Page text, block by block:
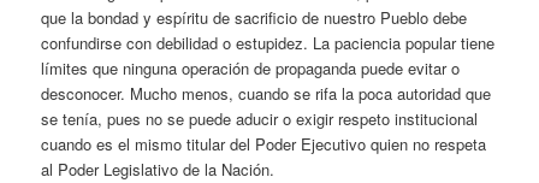
que la bondad y espíritu de sacrificio de nuestro Pueblo debe
confundirse con debilidad o estupidez. La paciencia popular tiene
límites que ninguna operación de propaganda puede evitar o
desconocer. Mucho menos, cuando se rifa la poca autoridad que
se tenía, pues no se puede aducir o exigir respeto institucional
cuando es el mismo titular del Poder Ejecutivo quien no respeta
al Poder Legislativo de la Nación.